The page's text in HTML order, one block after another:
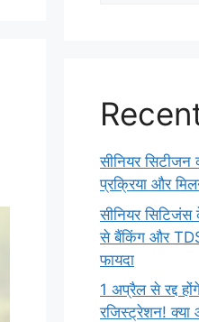
सीनियर सिटीजन
प्रक्रिया और
सीनियर
से बैंकिंग और
फायदा
1 अप्रैल से रद्द
रजिस्ट्रेशन! क्या